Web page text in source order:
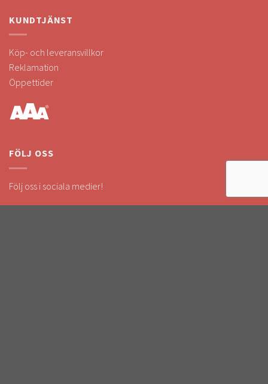
KUNDTJÄNST
Köp- och leveransvillkor
Reklamation
Öppettider
FÖLJ OSS
Följ oss i sociala medier!